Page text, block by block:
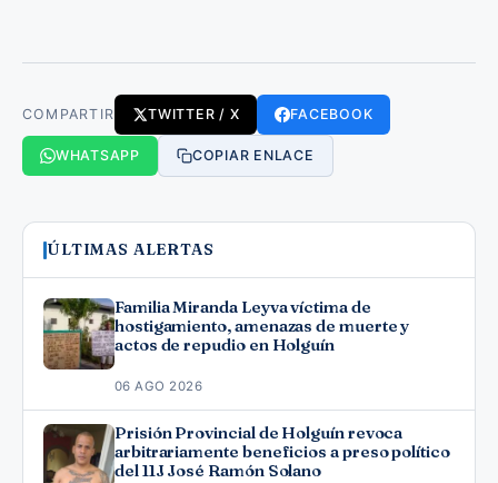
COMPARTIR TWITTER / X FACEBOOK
WHATSAPP COPIAR ENLACE
ÚLTIMAS ALERTAS
Familia Miranda Leyva víctima de
hostigamiento, amenazas de muerte y
actos de repudio en Holguín
06 AGO 2026
Prisión Provincial de Holguín revoca
arbitrariamente beneficios a preso político
del 11J José Ramón Solano